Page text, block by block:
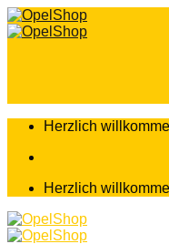
Zum
Inhalt
Herzlich
Herzlich